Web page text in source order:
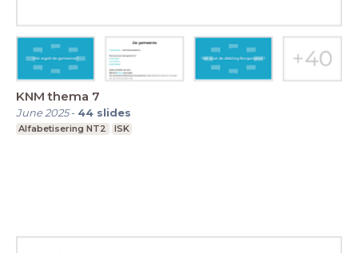
KNM thema 7
June 2025- 44 slides
Alfabetisering NT2 ISK